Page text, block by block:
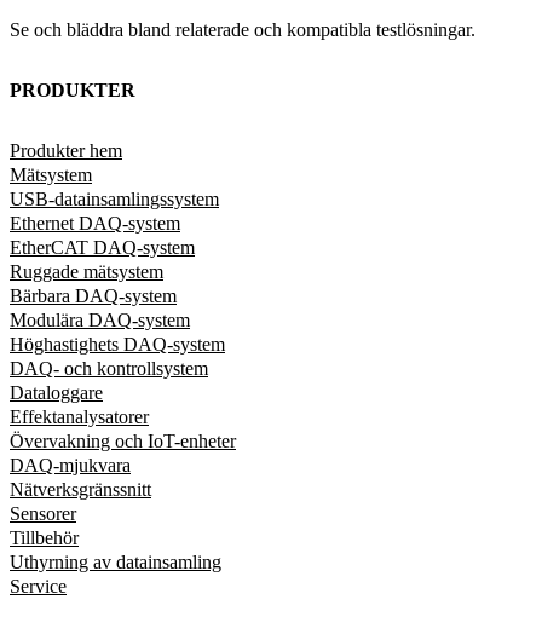
Se och bläddra bland relaterade och kompatibla testlösningar.
PRODUKTER
Produkter hem
Mätsystem
USB-datainsamlingssystem
Ethernet DAQ-system
EtherCAT DAQ-system
Ruggade mätsystem
Bärbara DAQ-system
Modulära DAQ-system
Höghastighets DAQ-system
DAQ- och kontrollsystem
Dataloggare
Effektanalysatorer
Övervakning och IoT-enheter
DAQ-mjukvara
Nätverksgränssnitt
Sensorer
Tillbehör
Uthyrning av datainsamling
Service